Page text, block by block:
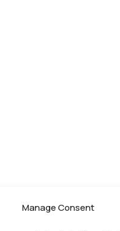
Manage Consent